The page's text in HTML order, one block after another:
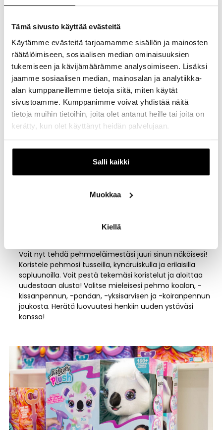
Tämä sivusto käyttää evästeitä
Käytämme evästeitä tarjoamamme sisällön ja mainosten
räätälöimiseen, sosiaalisen median ominaisuuksien
tukemiseen ja kävijämäärämme analysoimiseen. Lisäksi
jaamme sosiaalisen median, mainosalan ja analytiikka-
alan kumppaneillemme tietoja siitä, miten käytät
sivustoamme. Kumppanimme voivat yhdistää näitä
tietoja muihin tietoihin, joita olet antanut heille tai joita on
kerätty, kun olet käyttänyt heidän palvelujaan.
Salli kaikki
Muokkaa
Kiellä
Suosikkisankarit ovat liittyneet Heroes of Goo Jit Zu -
venytettäviä sankareita. Venyteltävien hahmojen
Batman, Spiderman, Hulk, Black Panther ja monta
muuta!
Voit nyt tehdä pehmoeläimestäsi juuri sinun näköisesi!
Koristele pehmosi tusseilla, kynäruiskulla ja erilaisilla
sapluunoilla. Voit pestä tekemäsi koristelut ja aloittaa
uudestaan alusta! Valitse mieleisesi pehmo koalan, -
kissanpennun, -pandan, -yksisarvisen ja -koiranpennun
joukosta. Herätä luovuutesi henkiin uuden ystäväsi
kanssa!